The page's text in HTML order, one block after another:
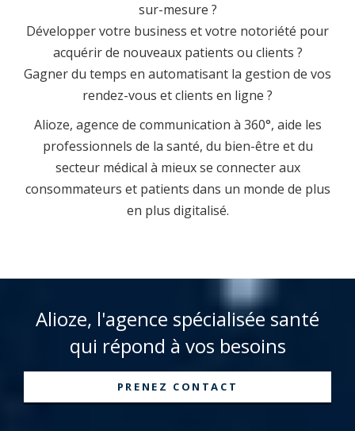
sur-mesure ?
Développer votre business et votre notoriété pour
acquérir de nouveaux patients ou clients ?
Gagner du temps en automatisant la gestion de vos
rendez-vous et clients en ligne ?
Alioze, agence de communication à 360°, aide les
professionnels de la santé, du bien-être et du
secteur médical à mieux se connecter aux
consommateurs et patients dans un monde de plus
en plus digitalisé.
Alioze, l'agence spécialisée santé
qui répond à vos besoins
PRENEZ CONTACT